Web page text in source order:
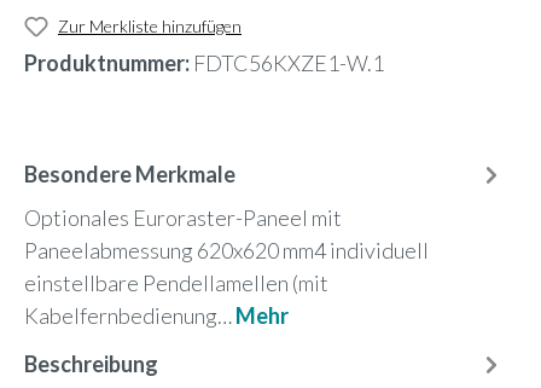
Zur Merkliste hinzufügen
Produktnummer: FDTC56KXZE1-W.1
Besondere Merkmale
Optionales Euroraster-Paneel mit
Paneelabmessung 620x620 mm4 individuell
einstellbare Pendellamellen (mit
Kabelfernbedienung…Mehr
Beschreibung